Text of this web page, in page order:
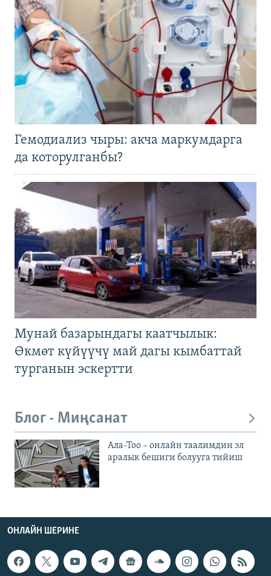
Гемодиализ чыры: акча маркумдарга
да которулганбы?
Мунай базарындагы каатчылык:
Өкмөт күйүүчү май дагы кымбаттай
турганын эскертти
Блог - Миңсанат
Ала-Тоо – онлайн таалимдин эл
аралык бешиги болууга тийиш
ОНЛАЙН ШЕРИНЕ